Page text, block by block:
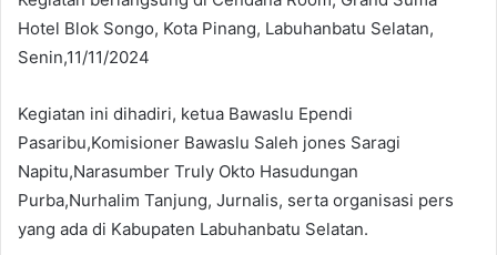
Hotel Blok Songo, Kota Pinang, Labuhanbatu Selatan,
Senin,11/11/2024
Kegiatan ini dihadiri, ketua Bawaslu Ependi
Pasaribu,Komisioner Bawaslu Saleh jones Saragi
Napitu,Narasumber Truly Okto Hasudungan
Purba,Nurhalim Tanjung, Jurnalis, serta organisasi pers
yang ada di Kabupaten Labuhanbatu Selatan.